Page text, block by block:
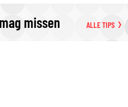
missen ALLE TIPS